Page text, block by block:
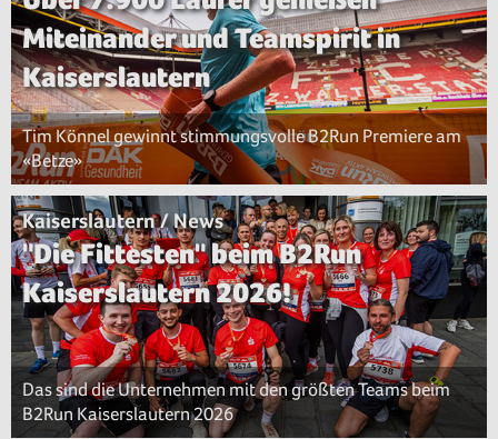
Miteinander und Teamspirit in
Kaiserslautern
Tim Könnel gewinnt stimmungsvolle B2Run Premiere am
«Betze»
Kaiserslautern / News
"Die Fittesten" beim B2Run
Kaiserslautern 2026!
Das sind die Unternehmen mit den größten Teams beim
B2Run Kaiserslautern 2026